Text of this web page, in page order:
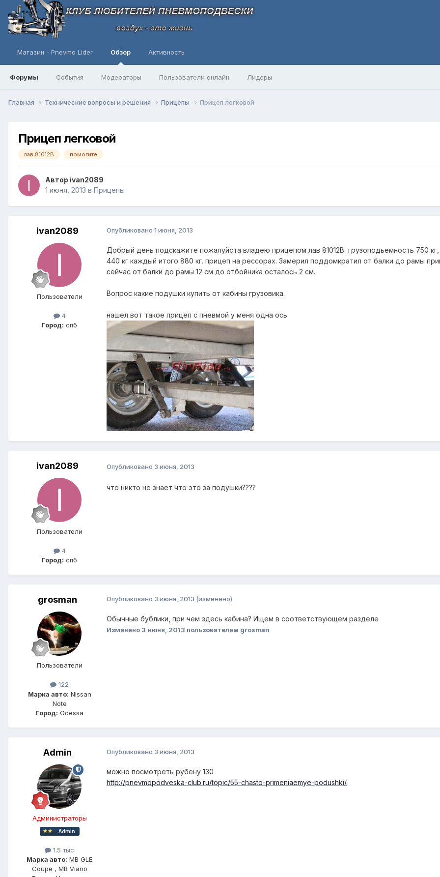
Магазин - Pnevmo Lider Обзор
Форумы События Модераторы Пользователи онлайн Лидеры
Активность
Главная Технические вопросы и решения Прицепы Прицеп легковой
Прицеп легковой
лав 81012В помогите
Автор ivan2089
1 июня, 2013 в Прицепы
ivan2089
Пользователи
4
Город: спб
Опубликовано 1 июня, 2013
Добрый день подскажите пожалуйста владею прицепом лав 81012В грузоподьемность 750
440 кг каждый итого 880 кг. прицеп на рессорах. Замерил поддомкратил от балки до рамы
сейчас от балки до рамы 12 см до отбойника осталось 2 см.
Вопрос какие подушки купить от кабины грузовика.
нашел вот такое прицеп с пневмой у меня одна ось
ivan2089
Пользователи
4
Город: спб
Опубликовано 3 июня, 2013
что никто не знает что это за подушки????
grosman
Пользователи
122
Марка авто: Nissan
Note
Город: Odessa
Опубликовано 3 июня, 2013 (изменено)
Обычные бублики, при чем здесь кабина? Ищем в соответствующем разделе
Изменено 3 июня, 2013 пользователем grosman
Admin
Администраторы
1.5 тыс
Марка авто: MB GLE
Coupe , MB Viano
Опубликовано 3 июня, 2013
можно посмотреть рубену 130
http://pnevmopodveska-club.ru/topic/55-chasto-primeniaemye-podushki/